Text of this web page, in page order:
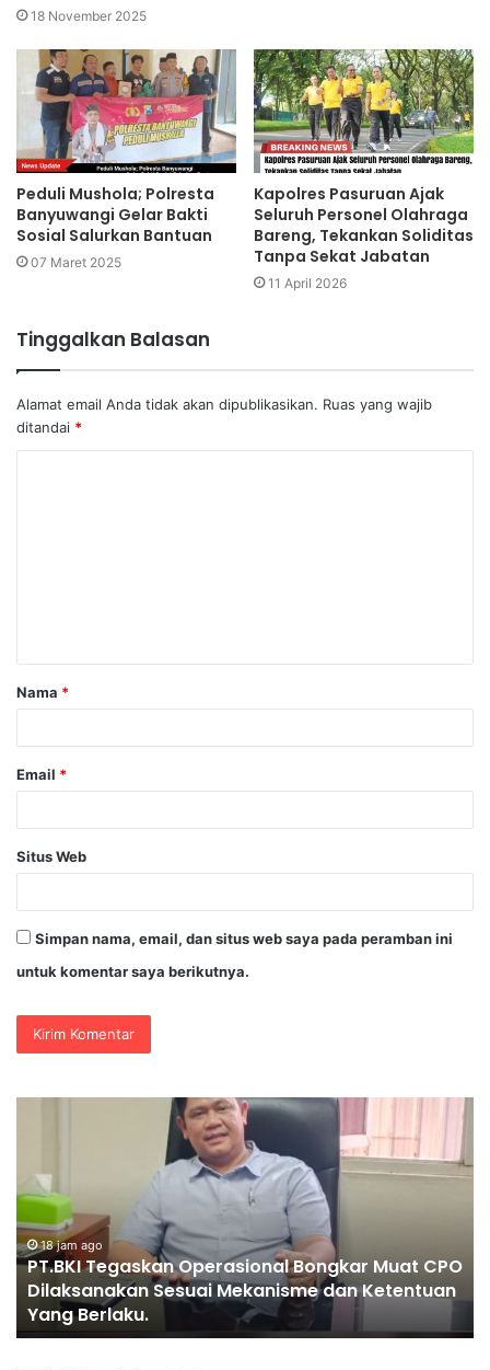
18 November 2025
Peduli Mushola; Polresta
Banyuwangi Gelar Bakti
Sosial Salurkan Bantuan
07 Maret 2025
Kapolres Pasuruan Ajak
Seluruh Personel Olahraga
Bareng, Tekankan Soliditas
Tanpa Sekat Jabatan
11 April 2026
Tinggalkan Balasan
Alamat email Anda tidak akan dipublikasikan. Ruas yang wajib
ditandai *
a
r
Nama *
Email *
Situs Web
Simpan nama, email, dan situs web saya pada peramban ini
untuk komentar saya berikutnya.
KAPOLRI”KOMPETENSI
PRESIDEN”
1 hari ago
PENGGANTIAN KAPOLRI”KOMPETENSI ABSOLUT
PRESIDEN”
II